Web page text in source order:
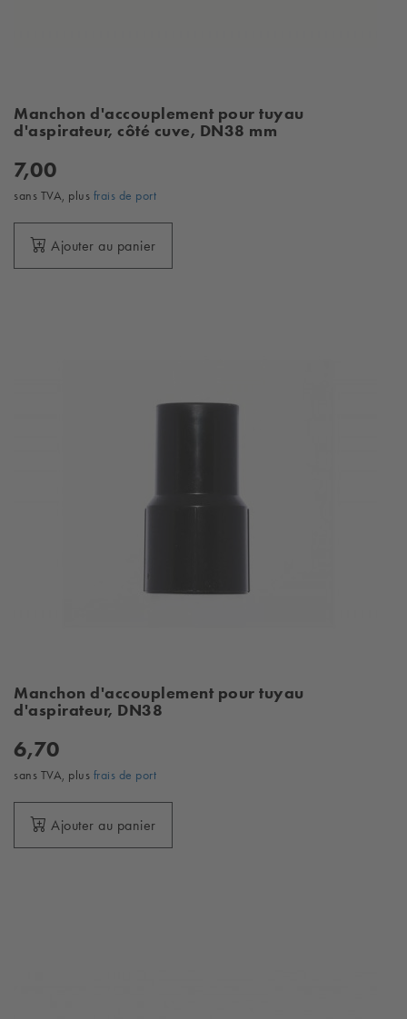
Manchon d'accouplement pour tuyau
d'aspirateur, côté cuve, DN38 mm
7,00
sans TVA, plus frais de port
Ajouter au panier
Manchon d'accouplement pour tuyau
d'aspirateur, DN38
6,70
sans TVA, plus frais de port
Ajouter au panier